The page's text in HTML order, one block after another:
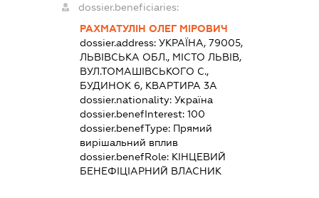
dossier.beneficiaries:
РАХМАТУЛІН ОЛЕГ МІРОВИЧ
dossier.address: УКРАЇНА, 79005,
ЛЬВІВСЬКА ОБЛ., МІСТО ЛЬВІВ,
ВУЛ.ТОМАШІВСЬКОГО С.,
БУДИНОК 6, КВАРТИРА 3А
dossier.nationality: Україна
dossier.benefInterest: 100
dossier.benefType: Прямий
вирішальний вплив
dossier.benefRole: КІНЦЕВИЙ
БЕНЕФІЦІАРНИЙ ВЛАСНИК